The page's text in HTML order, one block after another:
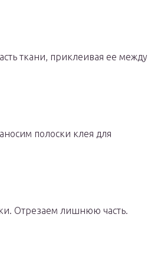
ткани, приклеивая ее между
полоски клея для
Отрезаем лишнюю часть.